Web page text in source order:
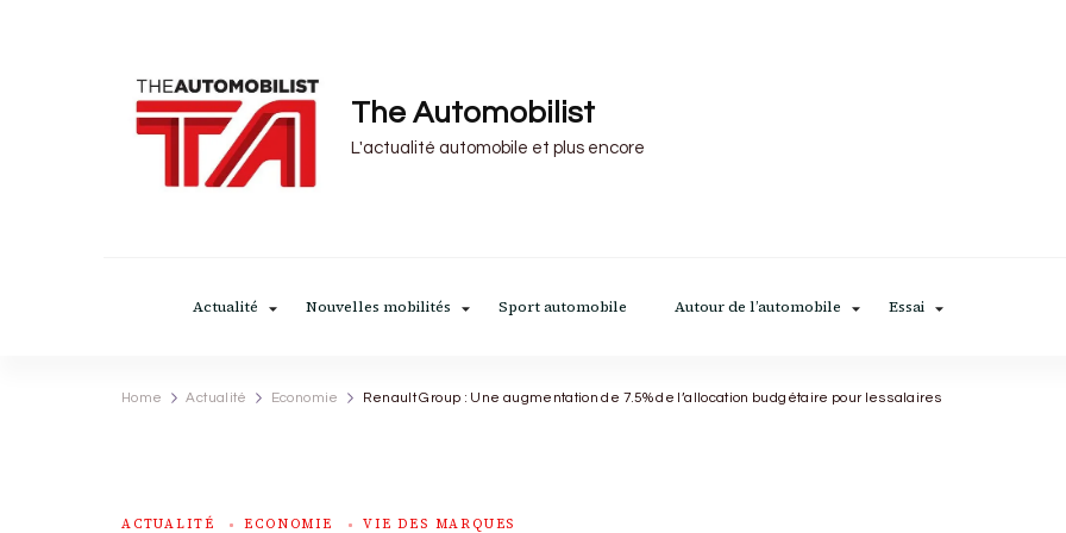
The Automobilist
L'actualité automobile et plus encore
Actualité Nouvelles mobilités Sport automobile Autour de l’automobile Essai
Home Actualité Economie Renault Group : Une augmentation de 7.5% de l’allocation budgétaire pour les salaires
ACTUALITÉ ECONOMIE VIE DES MARQUES